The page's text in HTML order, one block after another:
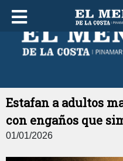
DOMINGO 09 DE AGOSTO
Estafan a adultos
con engaños que
01/01/2026